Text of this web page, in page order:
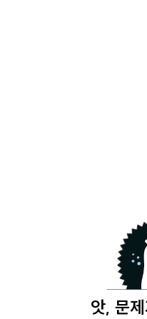
앗, 문